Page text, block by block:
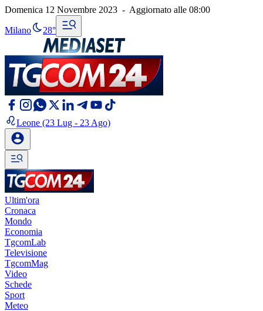
Domenica 12 Novembre 2023 - Aggiornato alle 08:00
Milano 28°
Leone (23 Lug - 23 Ago)
Ultim'ora
Cronaca
Mondo
Economia
TgcomLab
Televisione
TgcomMag
Video
Schede
Sport
Meteo